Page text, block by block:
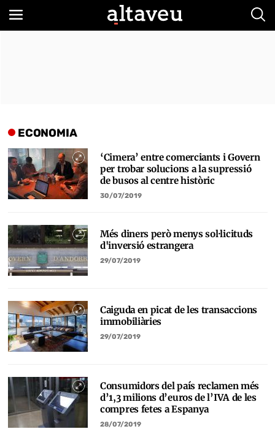
ECONOMIA
‘Cimera’ entre comerciants i Govern
per trobar solucions a la supressió
de busos al centre històric
30/07/2019
Més diners però menys sol·licituds
d'inversió estrangera
29/07/2019
Caiguda en picat de les transaccions
immobiliàries
29/07/2019
Consumidors del país reclamen més
d’1,3 milions d’euros de l’IVA de les
compres fetes a Espanya
28/07/2019